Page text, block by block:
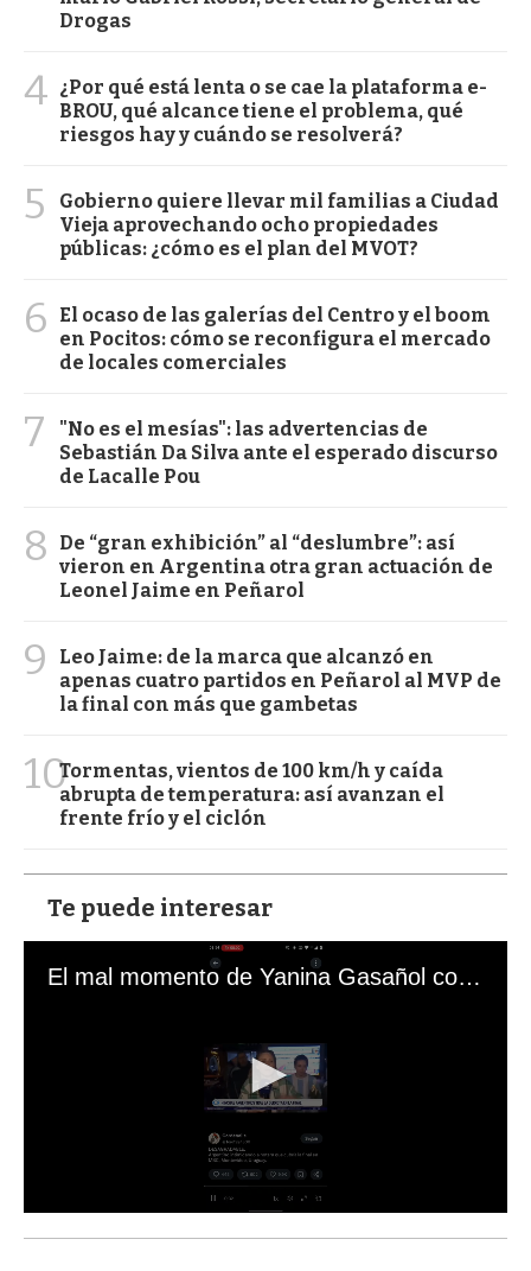
Drogas
4 ¿Por qué está lenta o se cae la plataforma e-
BROU, qué alcance tiene el problema, qué
riesgos hay y cuándo se resolverá?
5
Gobierno quiere llevar mil familias a Ciudad
Vieja aprovechando ocho propiedades
públicas: ¿cómo es el plan del MVOT?
6
El ocaso de las galerías del Centro y el boom
en Pocitos: cómo se reconfigura el mercado
de locales comerciales
7
"No es el mesías": las advertencias de
Sebastián Da Silva ante el esperado discurso
de Lacalle Pou
8
De “gran exhibición” al “deslumbre”: así
vieron en Argentina otra gran actuación de
Leonel Jaime en Peñarol
9
Leo Jaime: de la marca que alcanzó en
apenas cuatro partidos en Peñarol al MVP de
la final con más que gambetas
10Tormentas, vientos de 100 km/h y caída
abrupta de temperatura: así avanzan el
frente frío y el ciclón
Te puede interesar
El mal momento de Yanina Gasañol con un hincha argentino en "Subrayado"
s